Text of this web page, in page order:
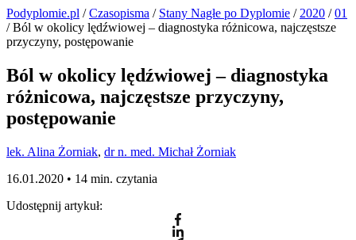
Podyplomie.pl /Czasopisma / Stany Nagłe po Dyplomie / 2020 /01
/ Ból w okolicy lędźwiowej – diagnostyka różnicowa, najczęstsze
przyczyny, postępowanie
Ból w okolicy lędźwiowej – diagnostyka
różnicowa, najczęstsze przyczyny,
postępowanie
lek. Alina Żorniak, dr n. med. Michał Żorniak
16.01.2020 • 14 min. czytania
Udostępnij artykuł: